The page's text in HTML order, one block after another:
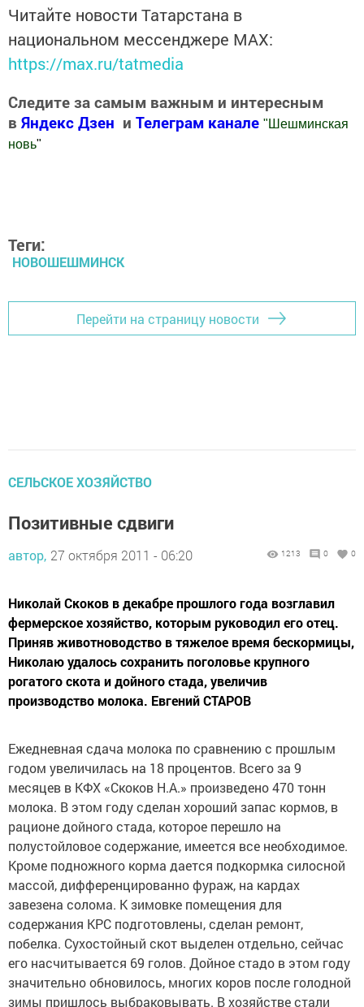
Читайте новости Татарстана в
национальном мессенджере MАХ:
https://max.ru/tatmedia
Следите за самым важным и интересным
в Яндекс Дзен и Телеграм канале "Шешминская
новь"
Теги:
НОВОШЕШМИНСК
Перейти на страницу новости
СЕЛЬСКОЕ ХОЗЯЙСТВО
Позитивные сдвиги
автор, 27 октября 2011 - 06:20 1213 0 0
Николай Скоков в декабре прошлого года возглавил
фермерское хозяйство, которым руководил его отец.
Приняв животноводство в тяжелое время бескормицы,
Николаю удалось сохранить поголовье крупного
рогатого скота и дойного стада, увеличив
производство молока. Евгений СТАРОВ
Ежедневная сдача молока по сравнению с прошлым
годом увеличилась на 18 процентов. Всего за 9
месяцев в КФХ «Скоков Н.А.» произведено 470 тонн
молока. В этом году сделан хороший запас кормов, в
рационе дойного стада, которое перешло на
полустойловое содержание, имеется все необходимое.
Кроме подножного корма дается подкормка силосной
массой, дифференцированно фураж, на кардах
завезена солома. К зимовке помещения для
содержания КРС подготовлены, сделан ремонт,
побелка. Сухостойный скот выделен отдельно, сейчас
его насчитывается 69 голов. Дойное стадо в этом году
значительно обновилось, многих коров после голодной
зимы пришлось выбраковывать. В хозяйстве стали